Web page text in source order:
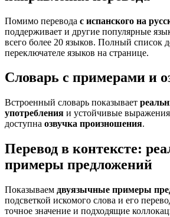
Помимо перевода с испанского на
поддерживает и другие популярные
всего более 20 языков. Полный список
переключателе языков на странице.
Словарь с примерами и
Встроенный словарь показывает
употребления и устойчивые
доступна озвучка произношения.
Перевод в контексте:
примеры предложений
Показываем двуязычные примеры
подсветкой искомого слова и его
точное значение и подходящие